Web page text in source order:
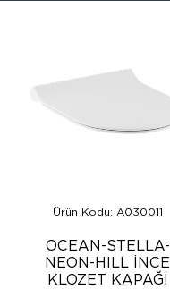
Ürün Kodu: A030011
OCEAN-STELLA-
NEON-HILL İNCE
KLOZET KAPAĞI